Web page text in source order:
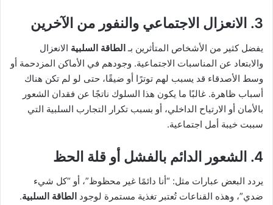
3. الانعزال الاجتماعي والنفور من الآخرين
يفضل كثير من الأشخاص المتأثرين بـالطاقة السلبية الانعزال
والابتعاد عن المناسبات الاجتماعية. وجودهم في الأماكن المزدحمة أو
وسط الأصدقاء قد يسبب لهم توترًا أو ضيقًا، حتى لو لم تكن هناك
أسباب ظاهرة. غالبًا ما يكون هذا السلوك ناتجًا عن فقدان الشعور
بالأمان أو الارتياح الداخلي، أو بسبب تكرار التجارب السلبية التي
سببت خيبة أمل اجتماعية.
4. الشعور الدائم بالفشل أو قلة الحظ
يردد البعض عبارات مثل: “أنا دائمًا غير محظوظ”، أو “كل شيء
ضدي”، وهذه القناعات تُعتبر تغذية مستمرة لوجود الطاقة السلبية.